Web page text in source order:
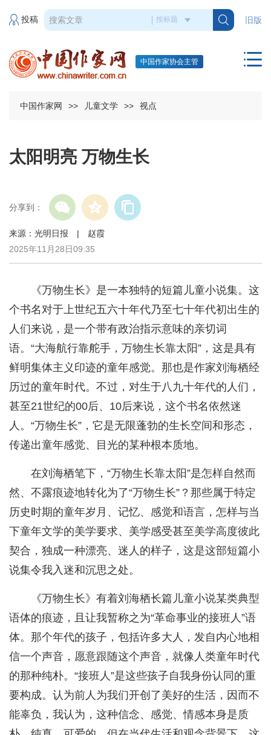
旧版
投稿
中国作家协会主管
中国作家网 >> 儿童文学 >> 视点
太阳明亮 万物生长
分享到：
来源：光明日报 | 赵霞
2025年11月28日09:35
《万物生长》是一本独特的短篇儿童小说集。这
个书名对于上世纪五六十年代乃至七十年代初出生的
人们来说，是一个带有政治指示意味的亲切词
语。“大海航行靠舵手，万物生长靠太阳”，这是具有
鲜明集体主义印迹的童年感觉。那也是作家刘海栖经
历过的童年时代。不过，对生于八九十年代的人们，
甚至21世纪的00后、10后来说，这个书名依然迷
人。“万物生长”，它是无限蓬勃的生长空间和形态，
传递出童年感觉、目光的某种根本质地。
在刘海栖笔下，“万物生长靠太阳”是怎样自然而
然、不露痕迹地转化为了“万物生长”？那些属于特定
历史时期的童年岁月、记忆、感觉和语言，怎样与当
下童年文学的美学要求、美学感受甚至美学高度彼此
契合，独成一种漂亮、迷人的样子，这是这部短篇小
说集令我入迷和沉思之处。
《万物生长》有着刘海栖长篇儿童小说某类典型
语体的痕迹，且让我暂称之为“革命事业的接班人”语
体。那个年代的孩子，包括许多大人，发自内心地相
信一个声音，愿意跟随这个声音，就像人类童年时代
的那种纯朴。“接班人”是这些孩子自我身份认同的重
要构成。认为前人为我们开创了美好的生活，因而不
能辜负，我认为，这种信念、感觉、情感本身是质